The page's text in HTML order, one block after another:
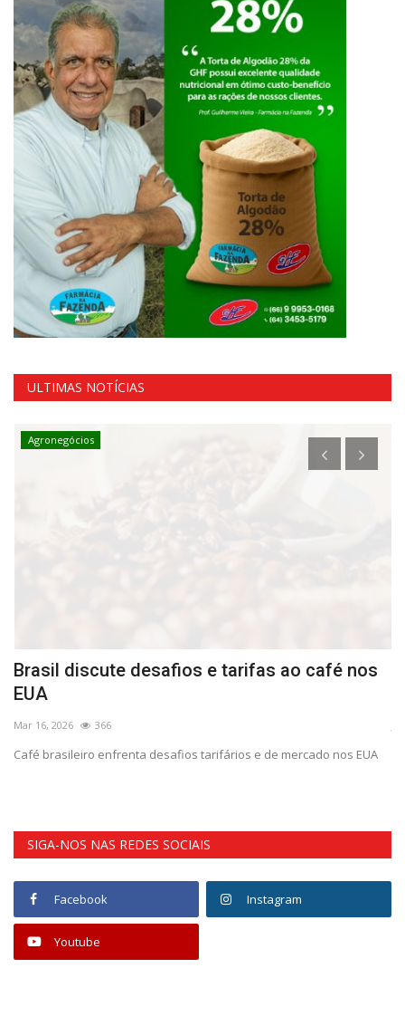
ULTIMAS NOTÍCIAS
Agronegócios
Brasil discute desafios e tarifas ao café nos
EUA
Mar 16, 2026 366
Café brasileiro enfrenta desafios tarifários e de mercado nos EUA
SIGA-NOS NAS REDES SOCIAIS
Facebook Instagram
Youtube